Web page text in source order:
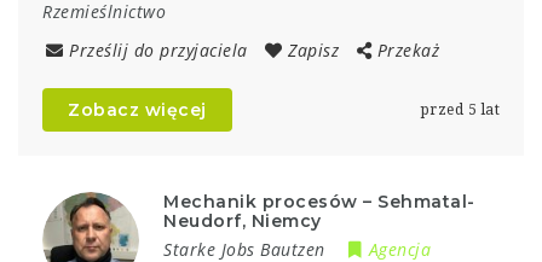
Rzemieślnictwo
Prześlij do przyjaciela
Zapisz Przekaż
Zobacz więcej przed 5 lat
Mechanik procesów – Sehmatal-
Neudorf, Niemcy
Starke Jobs Bautzen
Agencja